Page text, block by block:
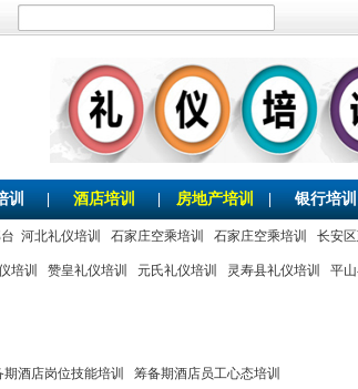
训 酒店培训 房地产培训 银行培训
河北礼仪培训 石家庄空乘培训 石家庄空乘培训 长安
培训 赞皇礼仪培训 元氏礼仪培训 灵寿县礼仪培训 平
期酒店岗位技能培训 筹备期酒店员工心态培训